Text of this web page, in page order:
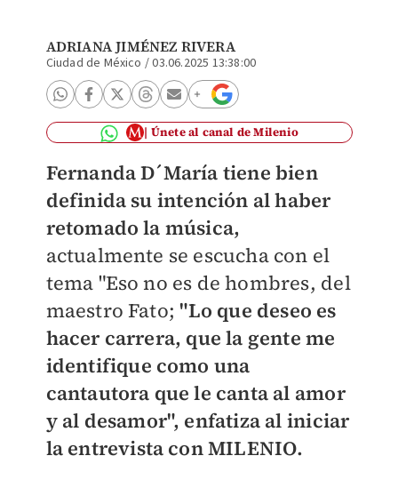
ADRIANA JIMÉNEZ RIVERA
Ciudad de México /03.06.2025 13:38:00
Únete al canal de Milenio
Fernanda D´María tiene bien
definida su intención al haber
retomado la música,
actualmente se escucha con el
tema "Eso no es de hombres, del
maestro Fato;"Lo que deseo es
hacer carrera, que la gente me
identifique como una
cantautora que le canta al amor
y al desamor", enfatiza al iniciar
la entrevista con MILENIO.